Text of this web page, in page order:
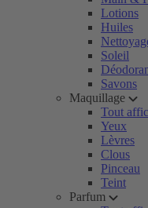
Lotions
Huiles
Soleil
Savons
Maquillage
Tout
Yeux
Lèvres
Clous
Pinceau
Teint
Parfum